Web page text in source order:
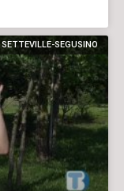
SETTEVILLE-SEGUSINO